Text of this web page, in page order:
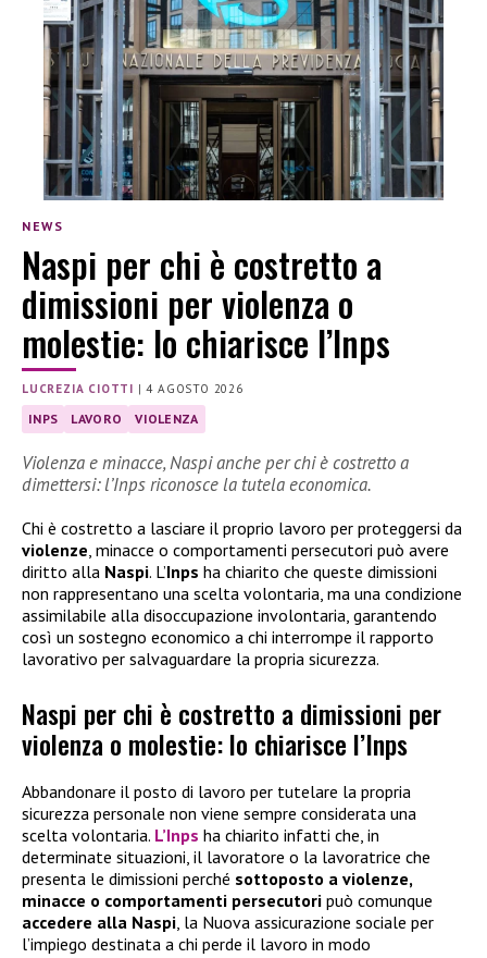
NEWS
Naspi per chi è costretto a
dimissioni per violenza o
molestie: lo chiarisce l’Inps
LUCREZIA CIOTTI |4 AGOSTO 2026
INPS LAVORO VIOLENZA
Violenza e minacce, Naspi anche per chi è costretto a
dimettersi: l’Inps riconosce la tutela economica.
Chi è costretto a lasciare il proprio lavoro per proteggersi da
violenze , minacce o comportamenti persecutori può avere
diritto alla Naspi. L’Inps ha chiarito che queste dimissioni
non rappresentano una scelta volontaria, ma una condizione
assimilabile alla disoccupazione involontaria, garantendo
così un sostegno economico a chi interrompe il rapporto
lavorativo per salvaguardare la propria sicurezza.
Naspi per chi è costretto a dimissioni per
violenza o molestie: lo chiarisce l’Inps
Abbandonare il posto di lavoro per tutelare la propria
sicurezza personale non viene sempre considerata una
scelta volontaria. L’Inps ha chiarito infatti che, in
determinate situazioni, il lavoratore o la lavoratrice che
presenta le dimissioni perché sottoposto a violenze,
minacce o comportamenti persecutori può comunque
accedere alla Naspi , la Nuova assicurazione sociale per
l’impiego destinata a chi perde il lavoro in modo